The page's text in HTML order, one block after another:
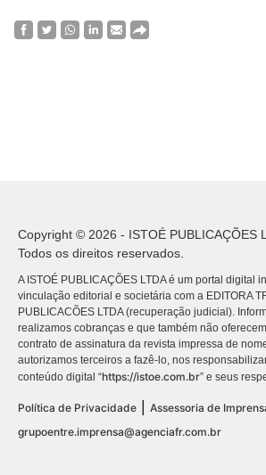
Copyright © 2026 - ISTOÉ PUBLICAÇÕES
Todos os direitos reservados.
A ISTOÉ PUBLICAÇÕES LTDA é um portal digital
vinculação editorial e societária com a EDITORA
PUBLICACÕES LTDA (recuperação judicial).
realizamos cobranças e que também não
contrato de assinatura da revista impressa de
autorizamos terceiros a fazê-lo, nos
conteúdo digital “https://istoe.com.br” e seus
Política de Privacidade
Assessoria de
grupoentre.imprensa@agenciafr.com.br